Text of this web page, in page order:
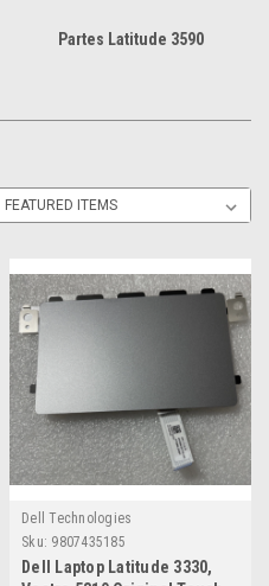
Partes Latitude 3590
Dell Technologies
Sku: 9807435185
Dell Laptop Latitude 3330,